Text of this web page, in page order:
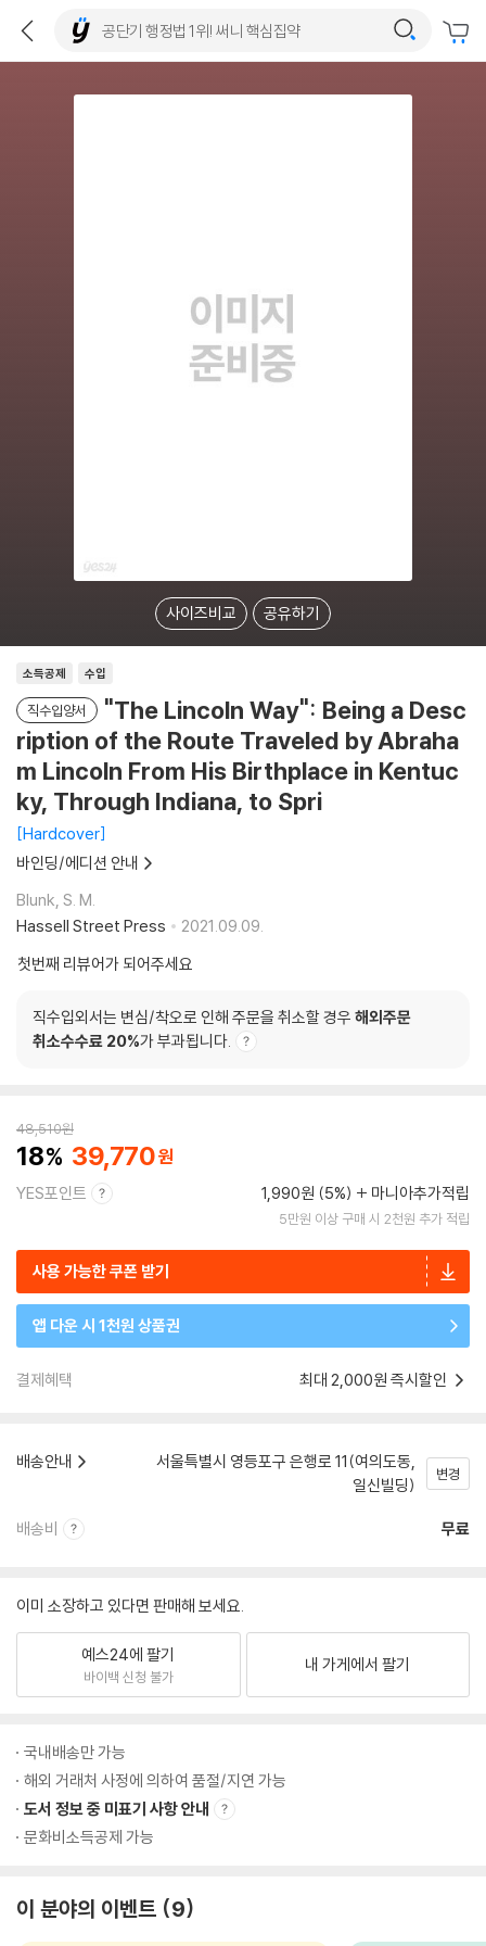
사이즈비교 공유하기
소득공제 수입
직수입양서
"The Lincoln Way": Being a Desc
ription of the Route Traveled by Abraha
m Lincoln From His Birthplace in Kentuc
ky, Through Indiana, to Spri
Hardcover
바인딩/에디션 안내
Blunk, S. M.
Hassell Street Press
2021.09.09.
첫번째 리뷰어가 되어주세요
직수입외서는 변심/착오로 인해 주문을 취소할 경우 해외주문
취소수수료 20%가 부과됩니다.
48,510원
18 39,770
YES포인트 1,990원 (5%) 마니아추가적립
5만원 이상 구매 시 2천원 추가 적립
사용 가능한 쿠폰 받기
앱 다운 시 1천원 상품권
결제혜택 최대 2,000원 즉시할인
배송안내
서울특별시 영등포구 은행로 11(여의도동,
일신빌딩)
변경
배송비 무료
이미 소장하고 있다면 판매해 보세요.
예스24에 팔기
바이백 신청 불가
내 가게에서 팔기
국내배송만 가능
해외 거래처 사정에 의하여 품절/지연 가능
도서 정보 중 미표기 사항 안내
문화비소득공제 가능
이 분야의 이벤트 9